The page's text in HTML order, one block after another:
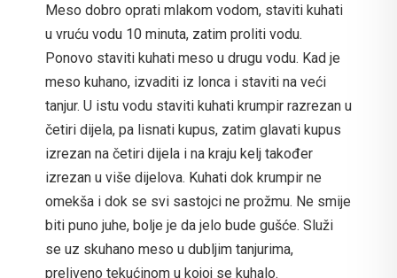
Meso dobro oprati mlakom vodom, staviti kuhati
u vruću vodu 10 minuta, zatim proliti vodu.
Ponovo staviti kuhati meso u drugu vodu. Kad je
meso kuhano, izvaditi iz lonca i staviti na veći
tanjur. U istu vodu staviti kuhati krumpir razrezan u
četiri dijela, pa lisnati kupus, zatim glavati kupus
izrezan na četiri dijela i na kraju kelj također
izrezan u više dijelova. Kuhati dok krumpir ne
omekša i dok se svi sastojci ne prožmu. Ne smije
biti puno juhe, bolje je da jelo bude gušće. Služi
se uz skuhano meso u dubljim tanjurima,
preliveno tekućinom u kojoj se kuhalo.